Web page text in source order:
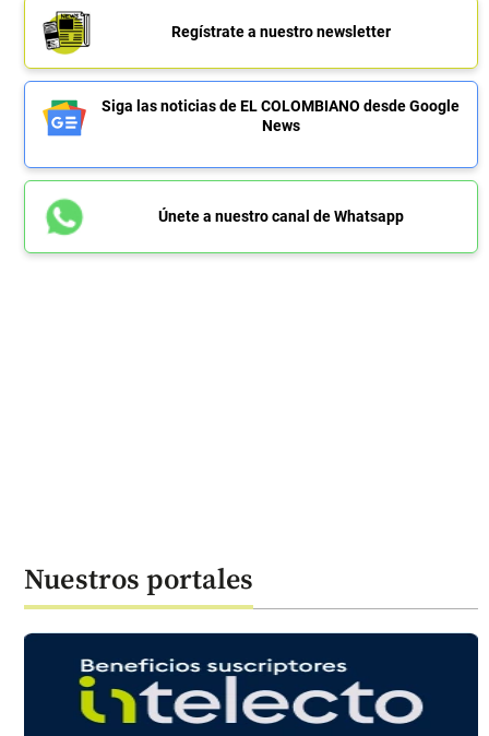
Regístrate a nuestro newsletter
Siga las noticias de EL COLOMBIANO desde Google
News
Únete a nuestro canal de Whatsapp
Nuestros portales